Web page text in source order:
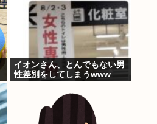
イオンさん、とんでもない男
性差別をしてしまうwww